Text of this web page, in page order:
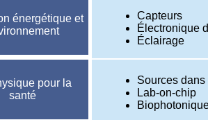
énergétique et
Capteurs
Électronique
Éclairage
pour la
santé
Sources
Lab-on-chip